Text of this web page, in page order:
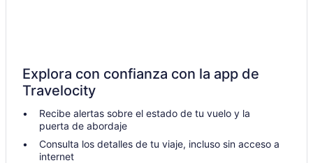
Explora con confianza con la app de
Travelocity
Recibe alertas sobre el estado de tu vuelo y la
puerta de abordaje
Consulta los detalles de tu viaje, incluso sin acceso a
internet